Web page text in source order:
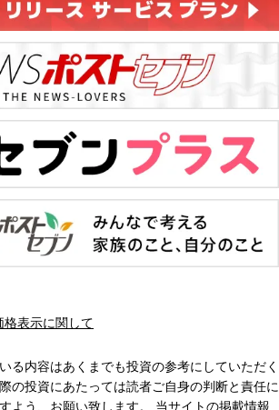
格表示に関して
る内容はあくまでも投資の参考にしていただく
の投資にあたっては読者ご自身の判断と責任に
よう、お願い致します。 当サイトの掲載情報